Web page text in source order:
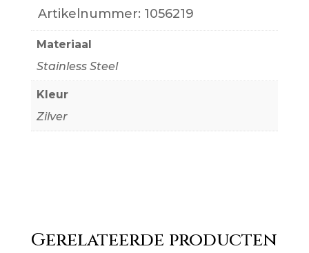
Artikelnummer: 1056219
Materiaal
Stainless Steel
Kleur
Zilver
Gerelateerde producten